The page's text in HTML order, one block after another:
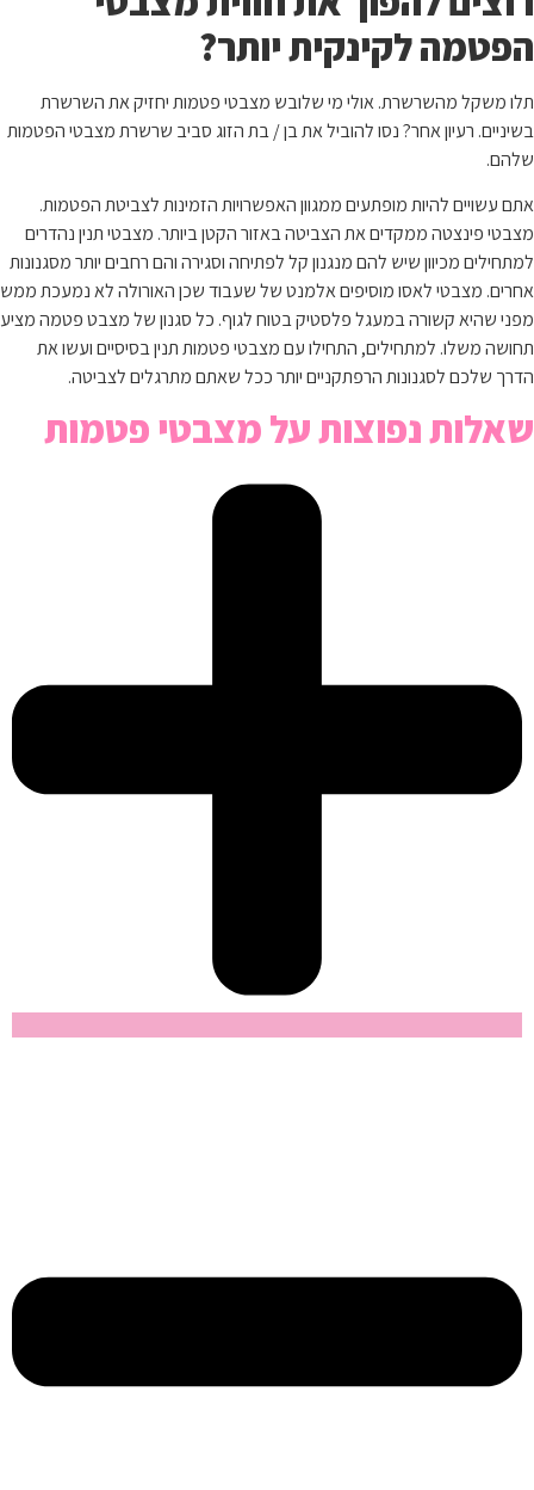
הפטמה לקינקית יותר?
תלו משקל מהשרשרת. אולי מי שלובש מצבטי פטמות יחזיק את השרשרת
בשיניים. רעיון אחר? נסו להוביל את בן / בת הזוג סביב שרשרת מצבטי הפטמות
שלהם.
אתם עשויים להיות מופתעים ממגוון האפשרויות הזמינות לצביטת הפטמות.
מצבטי פינצטה ממקדים את הצביטה באזור הקטן ביותר. מצבטי תנין נהדרים
למתחילים מכיוון שיש להם מנגנון קל לפתיחה וסגירה והם רחבים יותר מסגנונות
אחרים. מצבטי לאסו מוסיפים אלמנט של שעבוד שכן האורולה לא נמעכת ממש
מפני שהיא קשורה במעגל פלסטיק בטוח לגוף. כל סגנון של מצבט פטמה מציע
תחושה משלו. למתחילים, התחילו עם מצבטי פטמות תנין בסיסיים ועשו את
הדרך שלכם לסגנונות הרפתקניים יותר ככל שאתם מתרגלים לצביטה.
שאלות נפוצות על מצבטי פטמות